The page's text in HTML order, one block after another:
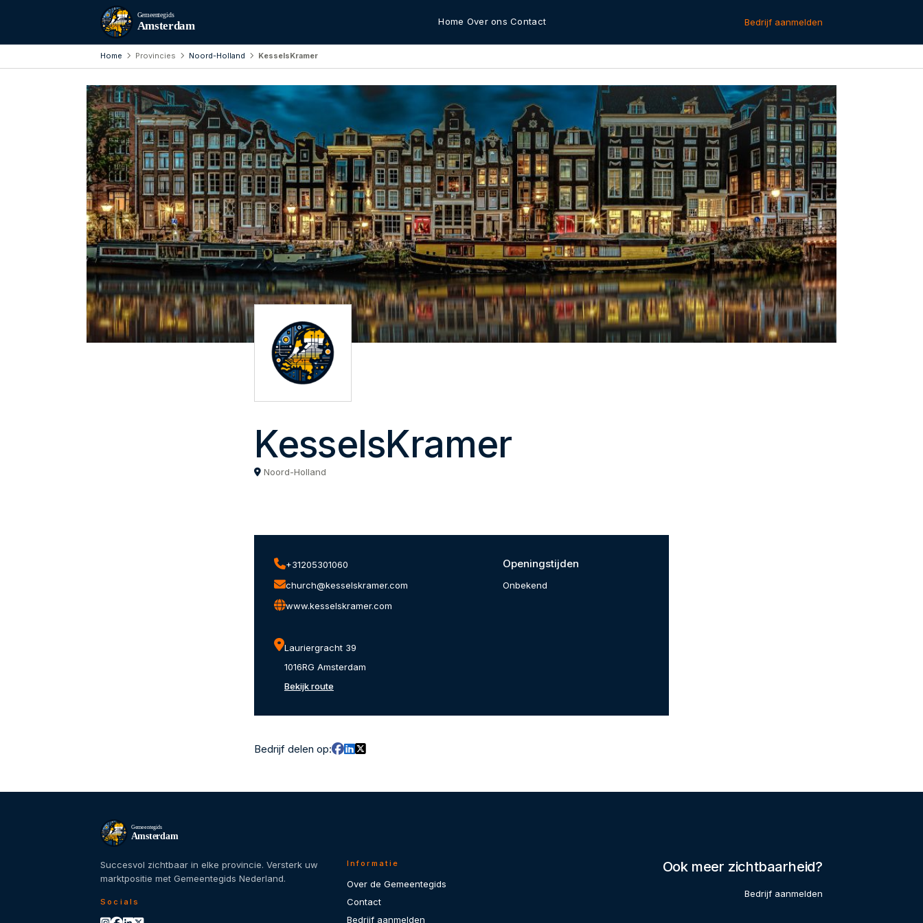
Gemeentegids
Amsterdam Home Over ons Contact Bedrijf aanmelden
Home Provincies Noord-Holland KesselsKramer
KesselsKramer
Noord-Holland
+31205301060
church@kesselskramer.com
www.kesselskramer.com
Lauriergracht 39
1016RG Amsterdam
Bekijk route
Openingstijden
Onbekend
Bedrijf delen op:
Gemeentegids
Amsterdam
Succesvol zichtbaar in elke provincie. Versterk uw
marktpositie met Gemeentegids Nederland.
Socials
Informatie
Over de Gemeentegids
Contact
Bedrijf aanmelden
Ook meer zichtbaarheid?
Bedrijf aanmelden